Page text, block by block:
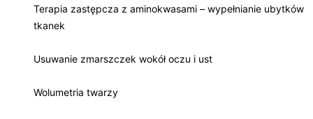
Terapia zastępcza z aminokwasami – wypełnianie ubytków
tkanek
Usuwanie zmarszczek wokół oczu i ust
Wolumetria twarzy